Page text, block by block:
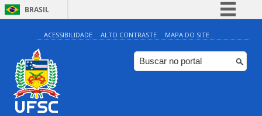
BRASIL
Simplifique!
Comunica BR
Participe
ACESSIBILIDADE ALTO CONTRASTE MAPA DO SITE